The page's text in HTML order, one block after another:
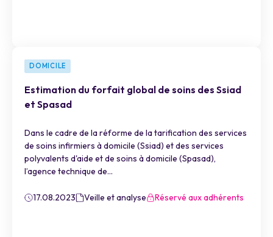
DOMICILE
Estimation du forfait global de soins des Ssiad
et Spasad
Dans le cadre de la réforme de la tarification des services
de soins infirmiers à domicile (Ssiad) et des services
polyvalents d'aide et de soins à domicile (Spasad),
l’agence technique de...
17.08.2023 Veille et analyse Réservé aux adhérents